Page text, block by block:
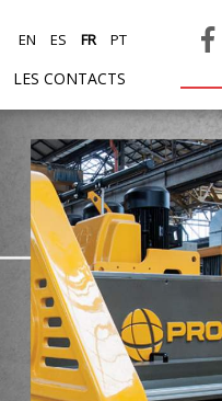
LES CONTACTS
EN ES FR PT